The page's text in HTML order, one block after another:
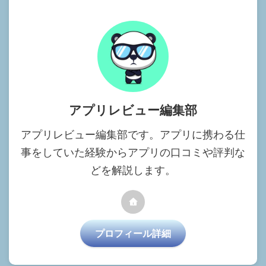
アプリレビュー編集部
アプリレビュー編集部です。アプリに携わる仕
事をしていた経験からアプリの口コミや評判な
どを解説します。
プロフィール詳細